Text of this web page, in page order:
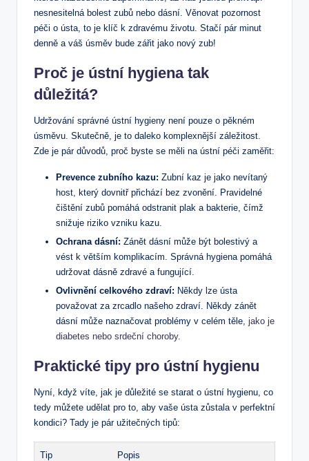
nesnesitelná bolest zubů nebo dásní. Věnovat pozornost
péči o ústa, to je klíč k zdravému životu. Stačí pár minut
denně a váš úsměv bude zářit jako nový zub!
Proč je ústní hygiena tak
důležitá?
Udržování správné ústní hygieny není pouze o pěkném
úsměvu. Skutečně, je to daleko komplexnější záležitost.
Zde je pár důvodů, proč byste se měli na ústní péči zaměřit:
Prevence zubního kazu: Zubní kaz je jako nevítaný
host, který dovnitř přichází bez zvonění. Pravidelné
čištění zubů pomáhá odstranit plak a bakterie, čímž
snižuje riziko vzniku kazu.
Ochrana dásní: Zánět dásní může být bolestivý a
vést k větším komplikacím. Správná hygiena pomáhá
udržovat dásně zdravé a fungující.
Ovlivnění celkového zdraví: Někdy lze ústa
považovat za zrcadlo našeho zdraví. Někdy zánět
dásní může naznačovat problémy v celém těle, jako je
diabetes nebo srdeční choroby.
Praktické tipy pro ústní hygienu
Nyní, když víte, jak je důležité se starat o ústní hygienu, co
tedy můžete udělat pro to, aby vaše ústa zůstala v perfektní
kondici? Tady je pár užitečných tipů:
Tip Popis